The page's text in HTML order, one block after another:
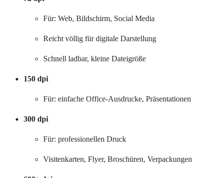
Für: Web, Bildschirm, Social Media
Reicht völlig für digitale Darstellung
Schnell ladbar, kleine Dateigröße
150 dpi
Für: einfache Office-Ausdrucke, Präsentationen
300 dpi
Für: professionellen Druck
Visitenkarten, Flyer, Broschüren, Verpackungen